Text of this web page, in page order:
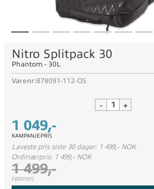
Nitro Splitpack 30
Phantom - 30L
Varenr:878091-112-OS
1 049,-
KAMPANJEPRIS
Laveste pris siste 30 dager: 1 499,- NOK
Ordinærpris: 1 499,- NOK
1 499,-
FØRPRIS
- +